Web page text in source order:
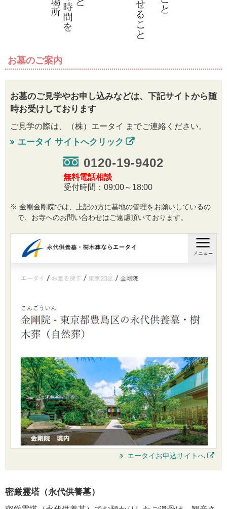
お墓のご案内
お墓のご見学やお申し込みなどは、 下記サイトから随
時お受けしております
ご見学の際は、（株）エータイ までご連絡ください。
エータイ サイトへクリック
0120-19-9402
無料電話相談
受付時間：09:00～18:00
金剛金剛院では、上記の方に墓地の管理をお願いしているの
で、お寺へのお問い合わせはご遠慮頂いております。
エータイお申込サイトへ
密厳霊塔（永代供養墓）